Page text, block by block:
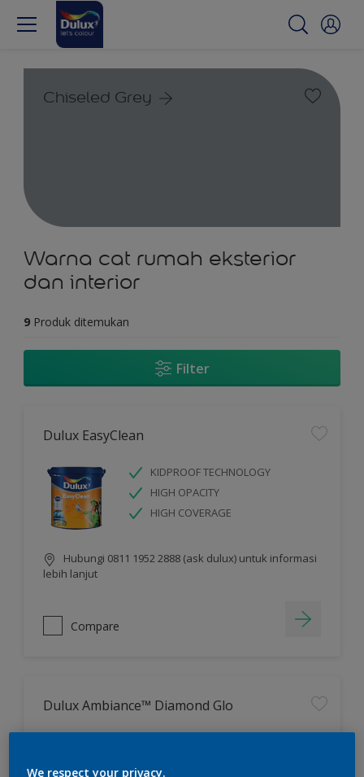
Chiseled Grey
Warna cat rumah eksterior
dan interior
9 Produk ditemukan
Filter
Dulux EasyClean
KIDPROOF TECHNOLOGY
HIGH OPACITY
HIGH COVERAGE
Hubungi 0811 1952 2888 (ask dulux) untuk informasi
lebih lanjut
Compare
Dulux Ambiance™ Diamond Glo
We respect your privacy.